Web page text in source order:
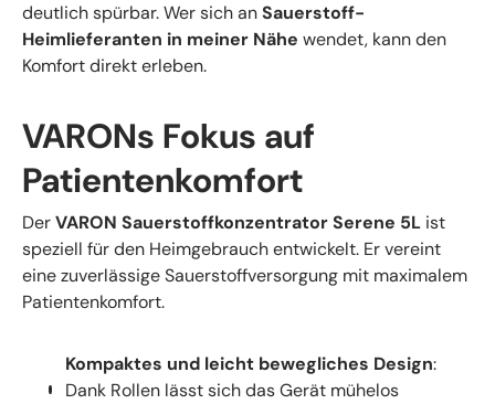
deutlich spürbar. Wer sich anSauerstoff-
Heimlieferanten in meiner Nähe wendet, kann den
Komfort direkt erleben.
VARONs Fokus auf
Patientenkomfort
DerVARON Sauerstoffkonzentrator Serene 5L ist
speziell für den Heimgebrauch entwickelt. Er vereint
eine zuverlässige Sauerstoffversorgung mit maximalem
Patientenkomfort.
Kompaktes und leicht bewegliches Design:
Dank Rollen lässt sich das Gerät mühelos